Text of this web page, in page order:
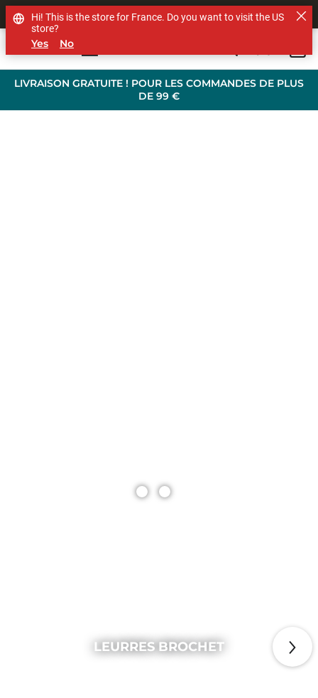
LIVRAISON GRATUITE ! POUR LES COMMANDES DE PLUS
DE 99 €
SHOP OTHER BRANDS
LEURRES BROCHET
Hi! This is the store for France. Do you want to visit the US
store?
Yes No